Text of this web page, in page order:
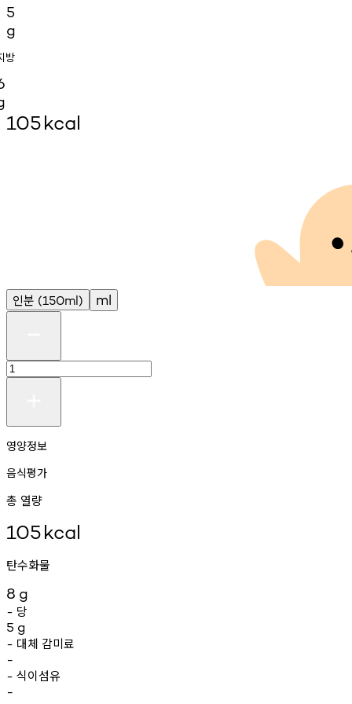
5
g
방
105kcal
인분 (150ml) ml
영양정보
음식평가
총 열량
105kcal
탄수화물
8 g
- 당
5 g
- 대체 감미료
-
- 식이섬유
-